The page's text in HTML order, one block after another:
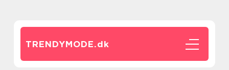
TRENDYMODE.dk